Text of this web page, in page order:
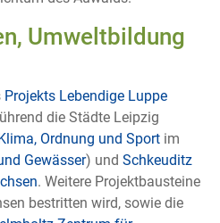
Umweltbildung
Projekts Lebendige Luppe
die Städte Leipzig
Ordnung und Sport im
Gewässer) und Schkeuditz
. Weitere Projektbausteine
bestritten wird, sowie die